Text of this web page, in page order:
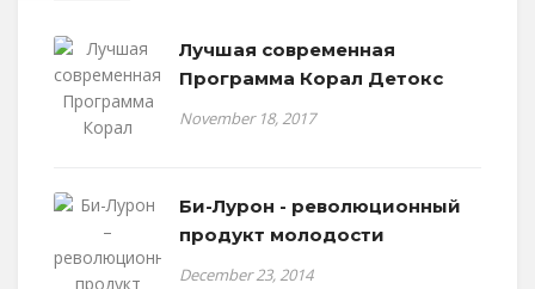
Лучшая современная
Программа Корал Детокс
November 18, 2017
Би-Лурон - революционный
продукт молодости
December 23, 2014